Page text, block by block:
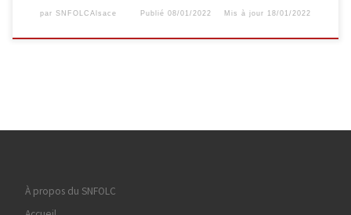
par SNFOLCAlsace Publié08/01/2022 Mis à jour 18/01/2022
À propos du SNFOLC